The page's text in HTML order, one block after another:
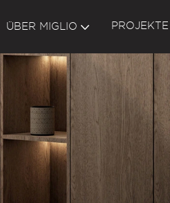
ÜBER MIGLIO PROJEKTE